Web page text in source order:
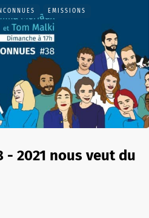
EMISSIONS
- 2021 nous veut du